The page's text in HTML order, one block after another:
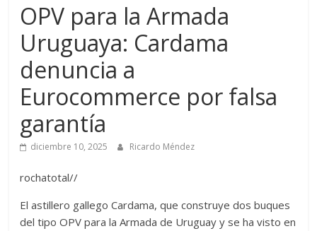
OPV para la Armada
Uruguaya: Cardama
denuncia a
Eurocommerce por falsa
garantía
diciembre 10, 2025 Ricardo Méndez
rochatotal//
El astillero gallego Cardama, que construye dos buques
del tipo OPV para la Armada de Uruguay y se ha visto en